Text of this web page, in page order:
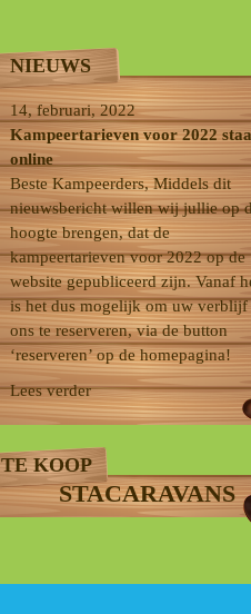
NIEUWS
14, februari, 2022
Kampeertarieven voor 2022
online
Beste Kampeerders, Middels dit
nieuwsbericht willen wij jullie op
hoogte brengen, dat de
kampeertarieven voor 2022 op de
website gepubliceerd zijn. Vanaf
is het dus mogelijk om uw
ons te reserveren, via de button
‘reserveren’ op de homepagina!
Lees verder
TE KOOP
STACARAVANS